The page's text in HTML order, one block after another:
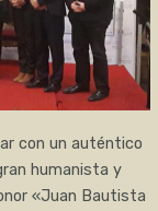
con un auténtico
humanista y
«Juan Bautista